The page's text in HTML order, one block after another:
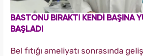
BASTONU BIRAKTI KENDİ BAŞINA
BAŞLADI
Bel fıtığı ameliyatı sonrasında